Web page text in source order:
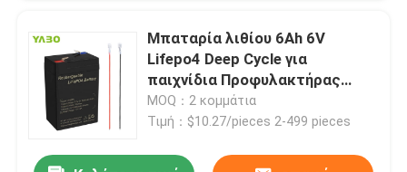
Μπαταρία λιθίου 6Ah 6V
Lifepo4 Deep Cycle για
παιχνίδια Προφυλακτήρας
αυτοκινήτου προβολέων
ποδηλάτου
MOQ：2 κομμάτια
Τιμή：$10.27/pieces 2-499 pieces